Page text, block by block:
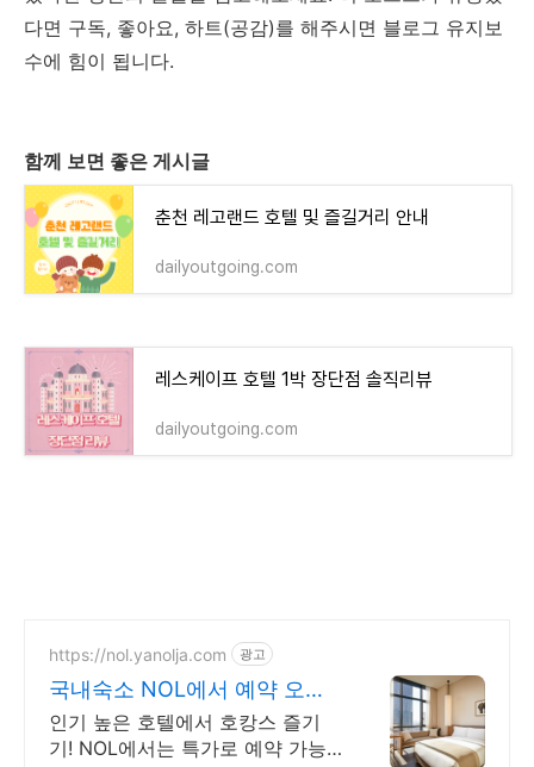
다면 구독, 좋아요, 하트(공감)를 해주시면 블로그 유지보
수에 힘이 됩니다.
함께 보면 좋은 게시글
춘천 레고랜드 호텔 및 즐길거리 안내
dailyoutgoing.com
레스케이프 호텔 1박 장단점 솔직리뷰
dailyoutgoing.com
https://nol.yanolja.com 광고
국내숙소 NOL에서 예약 오늘
의 숙박 핫딜!
인기 높은 호텔에서 호캉스 즐기
기! NOL에서는 특가로 예약 가능!